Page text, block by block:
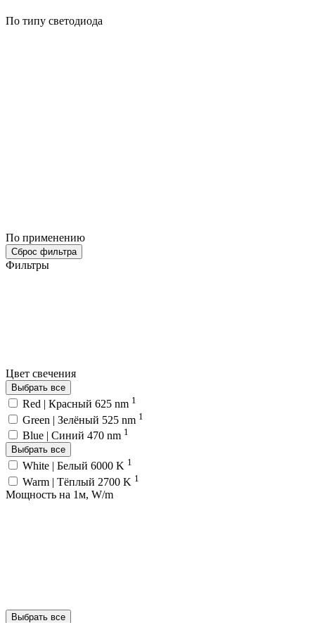
По типу светодиода
По применению
Сброс фильтра
Фильтры
Цвет свечения
Выбрать все
Red | Красный 625 nm 1
Green | Зелёный 525 nm 1
Blue | Синий 470 nm 1
Выбрать все
White | Белый 6000 K 1
Warm | Тёплый 2700 K 1
Мощность на 1м, W/m
Выбрать все